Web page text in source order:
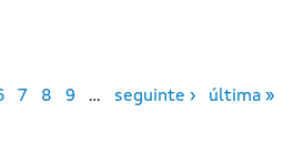
7 8 9 … seguinte › última »